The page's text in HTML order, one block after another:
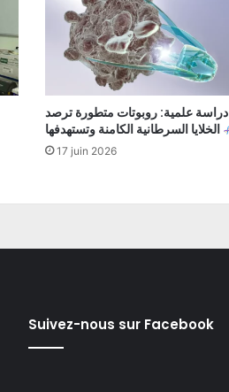
دراسة علمية: روبوتات متطورة ترصد
الخلايا السرطانية الكامنة وتستهدفها
17 juin 2026
Suivez-nous sur Facebook